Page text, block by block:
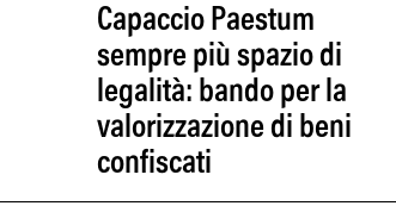
Capaccio Paestum
sempre più spazio di
legalità: bando per la
valorizzazione di beni
confiscati